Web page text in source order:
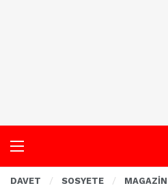
DAVET SOSYETE MAGAZİN